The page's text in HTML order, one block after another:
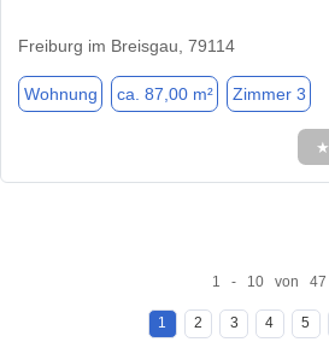
Freiburg im Breisgau, 79114
Wohnung ca. 87,00 m² Zimmer 3
★
1 - 10 von 47
1 2 3 4 5